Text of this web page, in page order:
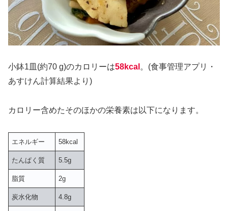
小鉢1皿(約70 g)のカロリーは58kcal 。(食事管理アプリ・
あすけん計算結果より)
カロリー含めたそのほかの栄養素は以下になります。
エネルギー 58kcal
たんぱく質 5.5g
脂質 2g
炭水化物 4.8g